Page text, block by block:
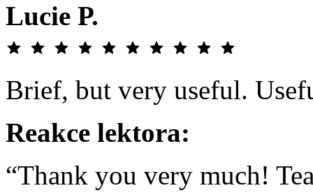
Lucie P.
Brief, but very useful.
Reakce lektora:
“Thank you very much!